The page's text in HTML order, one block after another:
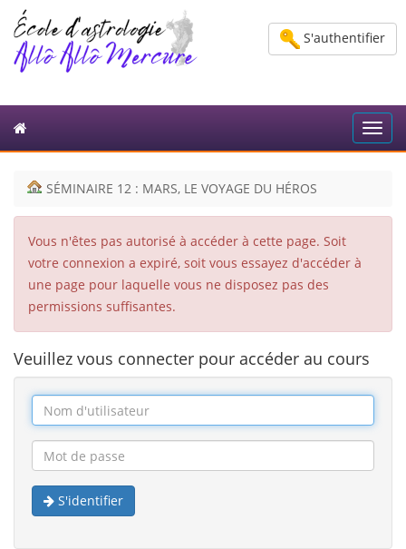
S'authentifier
SÉMINAIRE 12 : MARS, LE VOYAGE DU HÉROS
Vous n'êtes pas autorisé à accéder à cette page. Soit
votre connexion a expiré, soit vous essayez d'accéder à
une page pour laquelle vous ne disposez pas des
permissions suffisantes.
Veuillez vous connecter pour accéder au cours
S'identifier